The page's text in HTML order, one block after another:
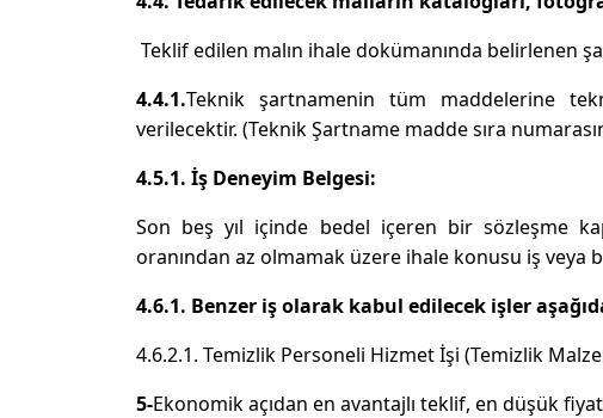
Teklif edilen malın ihale dokümanında belirlenen
4.4.1.Teknik şartnamenin tüm maddelerine
verilecektir. (Teknik Şartname madde sıra
4.5.1. İş Deneyim Belgesi:
Son beş yıl içinde bedel içeren bir sözleşme
oranından az olmamak üzere ihale konusu iş
4.6.1. Benzer iş olarak kabul edilecek işler
4.6.2.1. Temizlik Personeli Hizmet İşi (Temizlik
5-Ekonomik açıdan en avantajlı teklif, en düşük